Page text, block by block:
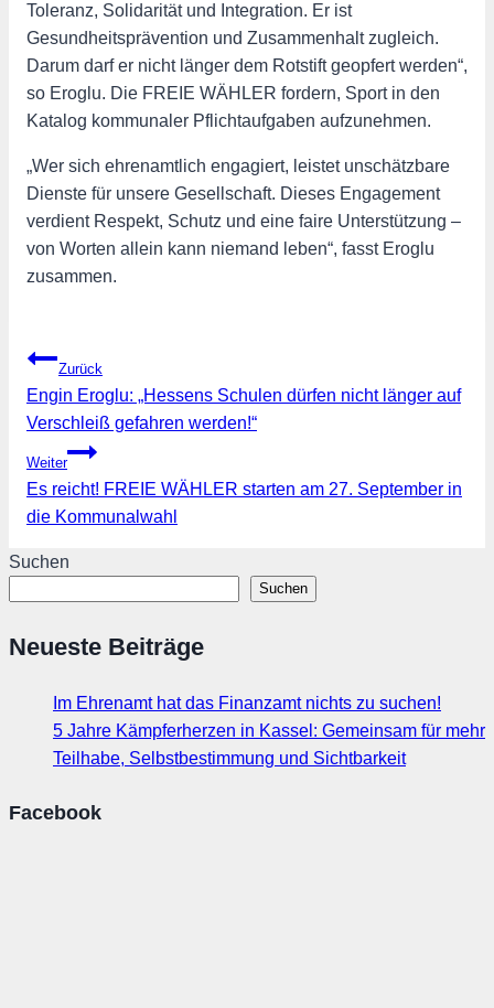
Toleranz, Solidarität und Integration. Er ist
Gesundheitsprävention und Zusammenhalt zugleich.
Darum darf er nicht länger dem Rotstift geopfert werden“,
so Eroglu. Die FREIE WÄHLER fordern, Sport in den
Katalog kommunaler Pflichtaufgaben aufzunehmen.
„Wer sich ehrenamtlich engagiert, leistet unschätzbare
Dienste für unsere Gesellschaft. Dieses Engagement
verdient Respekt, Schutz und eine faire Unterstützung –
von Worten allein kann niemand leben“, fasst Eroglu
zusammen.
Beitragsnavigation
Zurück
Engin Eroglu: „Hessens Schulen dürfen nicht länger auf
Verschleiß gefahren werden!“
Weiter
Es reicht! FREIE WÄHLER starten am 27. September in
die Kommunalwahl
Suchen
Suchen
Neueste Beiträge
Im Ehrenamt hat das Finanzamt nichts zu suchen!
5 Jahre Kämpferherzen in Kassel: Gemeinsam für mehr
Teilhabe, Selbstbestimmung und Sichtbarkeit
Facebook